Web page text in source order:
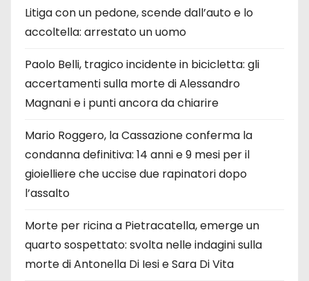
Litiga con un pedone, scende dall’auto e lo
accoltella: arrestato un uomo
Paolo Belli, tragico incidente in bicicletta: gli
accertamenti sulla morte di Alessandro
Magnani e i punti ancora da chiarire
Mario Roggero, la Cassazione conferma la
condanna definitiva: 14 anni e 9 mesi per il
gioielliere che uccise due rapinatori dopo
l’assalto
Morte per ricina a Pietracatella, emerge un
quarto sospettato: svolta nelle indagini sulla
morte di Antonella Di Iesi e Sara Di Vita